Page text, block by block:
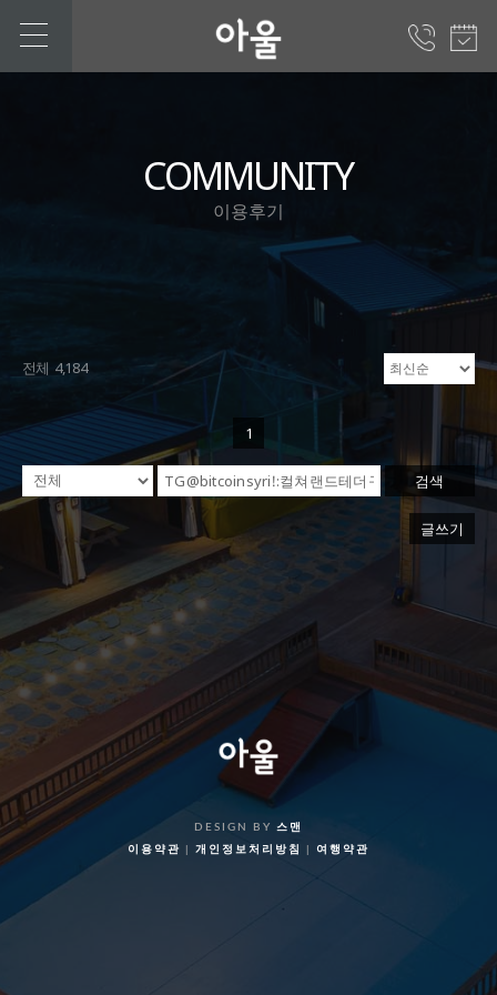
COMMUNITY
이용후기
전체 4,184
1
검색
글쓰기
DESIGN BY 스맨
이용약관
개인정보처리방침 여행약관